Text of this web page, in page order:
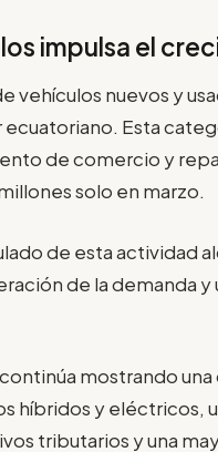
impulsa el
vehículos nuevos y
Esta
de comercio y
solo en marzo.
de esta actividad
de la demanda
mostrando
híbridos y eléctricos,
tributarios y una